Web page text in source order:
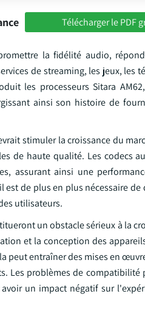
Télécharger le PDF
la fidélité audio,
de streaming, les jeux, les
les processeurs Sitara
ainsi son histoire de
stimuler la croissance du
de haute qualité. Les codecs
assurant ainsi une
de plus en plus nécessaire de
utilisateurs.
un obstacle sérieux à la
et la conception des
peut entraîner des mises en
Les problèmes de compatibilité
un impact négatif sur